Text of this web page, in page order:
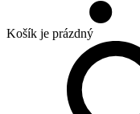
Košík je prázdný